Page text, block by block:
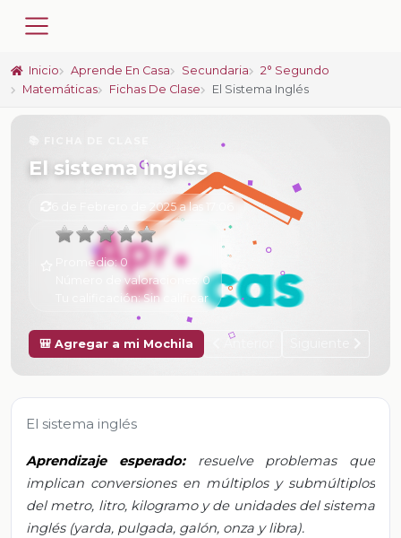
Inicio Aprende En Casa Secundaria
2° Segundo
Matemáticas
Fichas De Clase El Sistema Inglés
El sistema inglés
6 de Febrero de 2025 a las 17:06
Promedio:0
Número de valoraciones:0
Tu calificación:Sin calificar
🎒 Agregar a mi Mochila Anterior
El sistema inglés
Aprendizaje esperado: resuelve problemas que
implican conversiones en múltiplos y submúltiplos
del metro, litro, kilogramo y de unidades del sistema
inglés (yarda, pulgada, galón, onza y libra).